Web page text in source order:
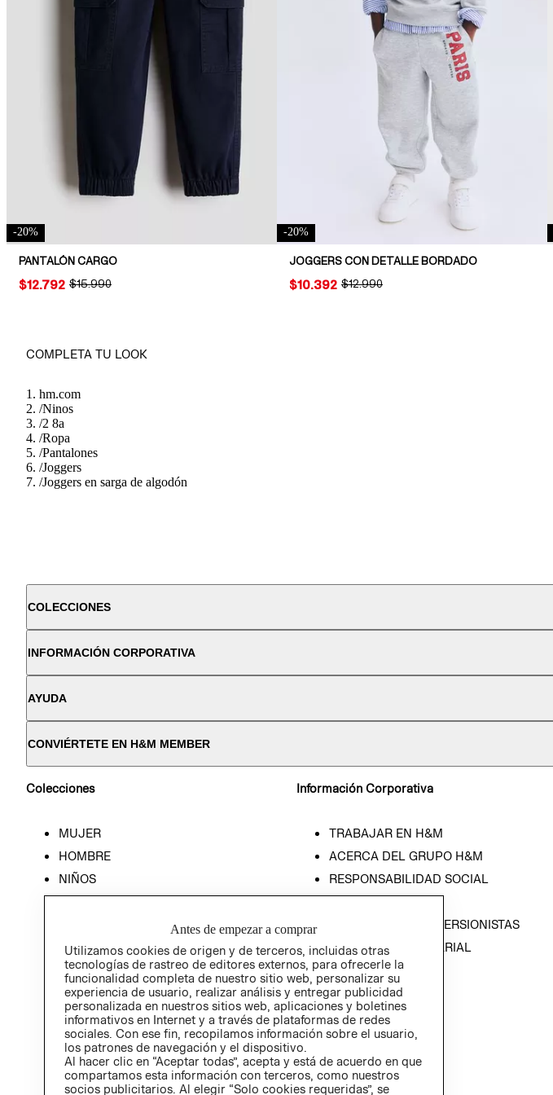
-20%
PANTALÓN CARGO
ORIGINAL PRICE:
$15.990
PRICE:
$12.792
-20%
JOGGERS CON DETALLE BORDADO
ORIGINAL PRICE:
$12.990
PRICE:
$10.392
COMPLETA TU LOOK
hm.com
/Ninos
/2 8a
/Ropa
/Pantalones
/Joggers
/Joggers en sarga de algodón
COLECCIONES
INFORMACIÓN CORPORATIVA
AYUDA
CONVIÉRTETE EN H&M MEMBER
Colecciones
MUJER
HOMBRE
NIÑOS
Información Corporativa
TRABAJAR EN H&M
ACERCA DEL GRUPO H&M
RESPONSABILIDAD SOCIAL
RELACIÓN CON INVERSIONISTAS
POLÍTICA EMPRESARIAL
Antes de empezar a comprar
Utilizamos cookies de origen y de terceros, incluidas otras
tecnologías de rastreo de editores externos, para ofrecerle la
funcionalidad completa de nuestro sitio web, personalizar su
experiencia de usuario, realizar análisis y entregar publicidad
personalizada en nuestros sitios web, aplicaciones y boletines
informativos en Internet y a través de plataformas de redes
sociales. Con ese fin, recopilamos información sobre el usuario,
los patrones de navegación y el dispositivo.
Al hacer clic en “Aceptar todas”, acepta y está de acuerdo en que
compartamos esta información con terceros, como nuestros
socios publicitarios. Al elegir “Solo cookies requeridas”, se